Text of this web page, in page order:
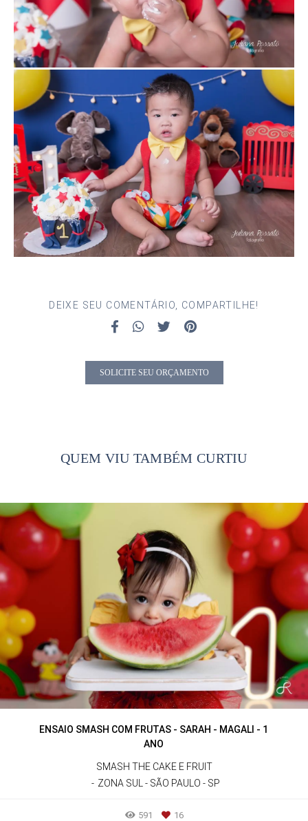
DEIXE SEU COMENTÁRIO, COMPARTILHE!
SOLICITE SEU ORÇAMENTO
QUEM VIU TAMBÉM CURTIU
ENSAIO SMASH COM FRUTAS - SARAH - MAGALI - 1
ANO
SMASH THE CAKE E FRUIT
ZONA SUL - SÃO PAULO - SP
591 16